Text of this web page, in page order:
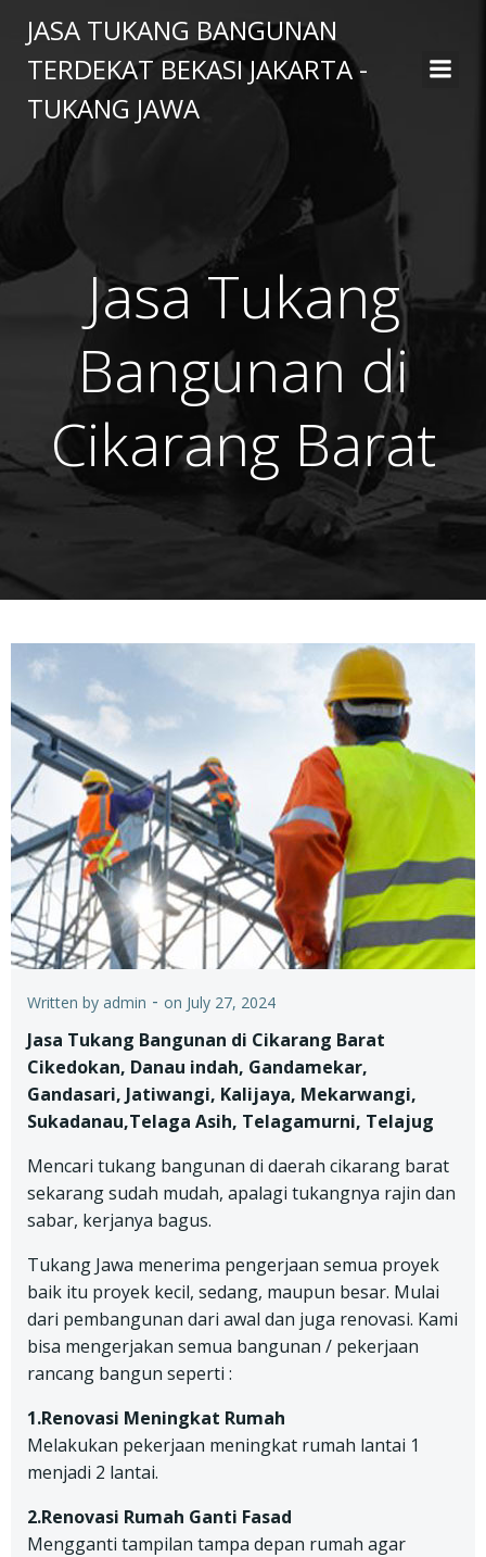
to
content
JASA TUKANG BANGUNAN
TERDEKAT BEKASI JAKARTA -
TUKANG JAWA
Jasa Tukang
Bangunan di
Cikarang Barat
Written by admin - on July 27, 2024
Jasa Tukang Bangunan di Cikarang Barat
Cikedokan, Danau indah, Gandamekar,
Gandasari, Jatiwangi, Kalijaya, Mekarwangi,
Sukadanau,Telaga Asih, Telagamurni, Telajug
Mencari tukang bangunan di daerah cikarang barat
sekarang sudah mudah, apalagi tukangnya rajin dan
sabar, kerjanya bagus.
Tukang Jawa menerima pengerjaan semua proyek
baik itu proyek kecil, sedang, maupun besar. Mulai
dari pembangunan dari awal dan juga renovasi. Kami
bisa mengerjakan semua bangunan / pekerjaan
rancang bangun seperti :
1.Renovasi Meningkat Rumah
Melakukan pekerjaan meningkat rumah lantai 1
menjadi 2 lantai.
2.Renovasi Rumah Ganti Fasad
Mengganti tampilan tampa depan rumah agar